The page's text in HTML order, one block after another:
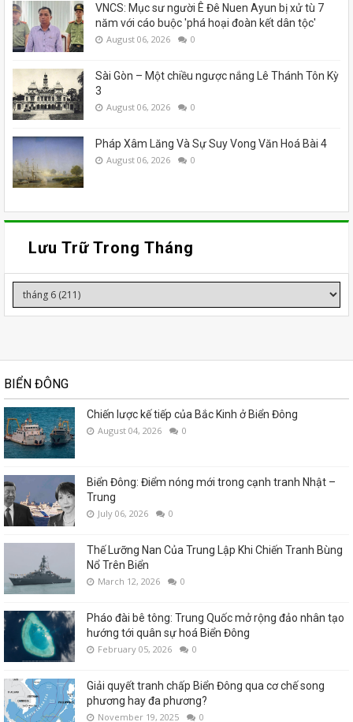
VNCS: Mục sư người Ê Đê Nuen Ayun bị xử tù 7
năm với cáo buộc 'phá hoại đoàn kết dân tộc'
August 06, 2026 0
Sài Gòn – Một chiều ngược nắng Lê Thánh Tôn Kỳ
3
August 06, 2026 0
Pháp Xâm Lăng Và Sự Suy Vong Văn Hoá Bài 4
August 06, 2026 0
Lưu Trữ Trong Tháng
BIỂN ĐÔNG
Chiến lược kế tiếp của Bắc Kinh ở Biển Đông
August 04, 2026 0
Biển Đông: Điểm nóng mới trong cạnh tranh Nhật –
Trung
July 06, 2026 0
Thế Lưỡng Nan Của Trung Lập Khi Chiến Tranh Bùng
Nổ Trên Biển
March 12, 2026 0
Pháo đài bê tông: Trung Quốc mở rộng đảo nhân tạo
hướng tới quân sự hoá Biển Đông
February 05, 2026 0
Giải quyết tranh chấp Biển Đông qua cơ chế song
phương hay đa phương?
November 19, 2025 0